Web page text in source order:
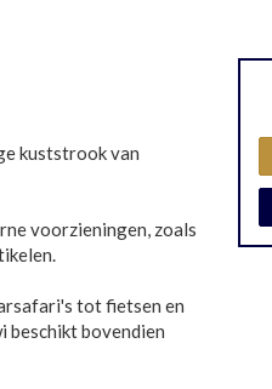
kuststrook van
voorzieningen, zoals
tot fietsen en
beschikt bovendien